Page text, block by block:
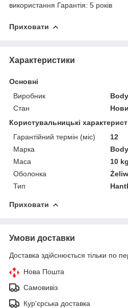
використання Гарантія: 5 років
Приховати
Характеристики
Основні
Виробник
Стан
Користувальницькі
Гарантійний термін (міс)
12
Марка
Маса
10 kg
Оболонка
Тип
Приховати
Умови доставки
Доставка здійснюється тільки по
Нова Пошта
Самовивіз
Кур'єрська доставка